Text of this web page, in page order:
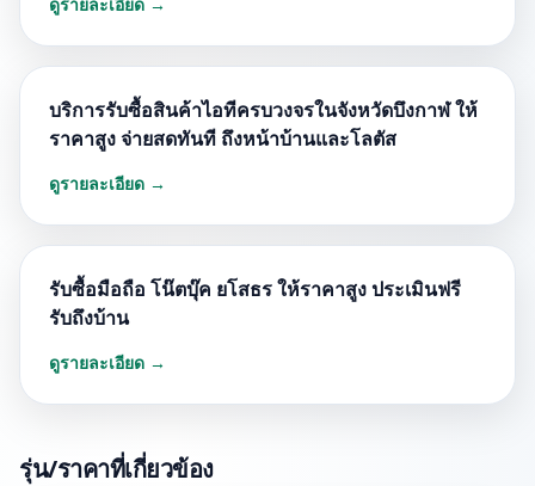
บริการรับซื้อสินค้าไอทีครบวงจรในจังหวัดบึงกาฬ ให้
ราคาสูง จ่ายสดทันที ถึงหน้าบ้านและโลตัส
ดูรายละเอียด →
รับซื้อมือถือ โน๊ตบุ๊ค ยโสธร ให้ราคาสูง ประเมินฟรี
รับถึงบ้าน
ดูรายละเอียด →
รุ่น/ราคาที่เกี่ยวข้อง